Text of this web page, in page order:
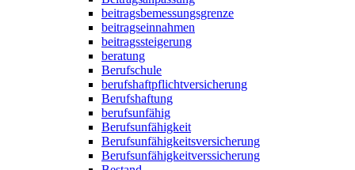
beitragsbemessungsgrenze
beitragseinnahmen
beitragssteigerung
beratung
Berufschule
berufshaftpflichtversicherung
Berufshaftung
berufsunfähig
Berufsunfähigkeit
Berufsunfähigkeitsversicherung
Berufsunfähigkeitverssicherung